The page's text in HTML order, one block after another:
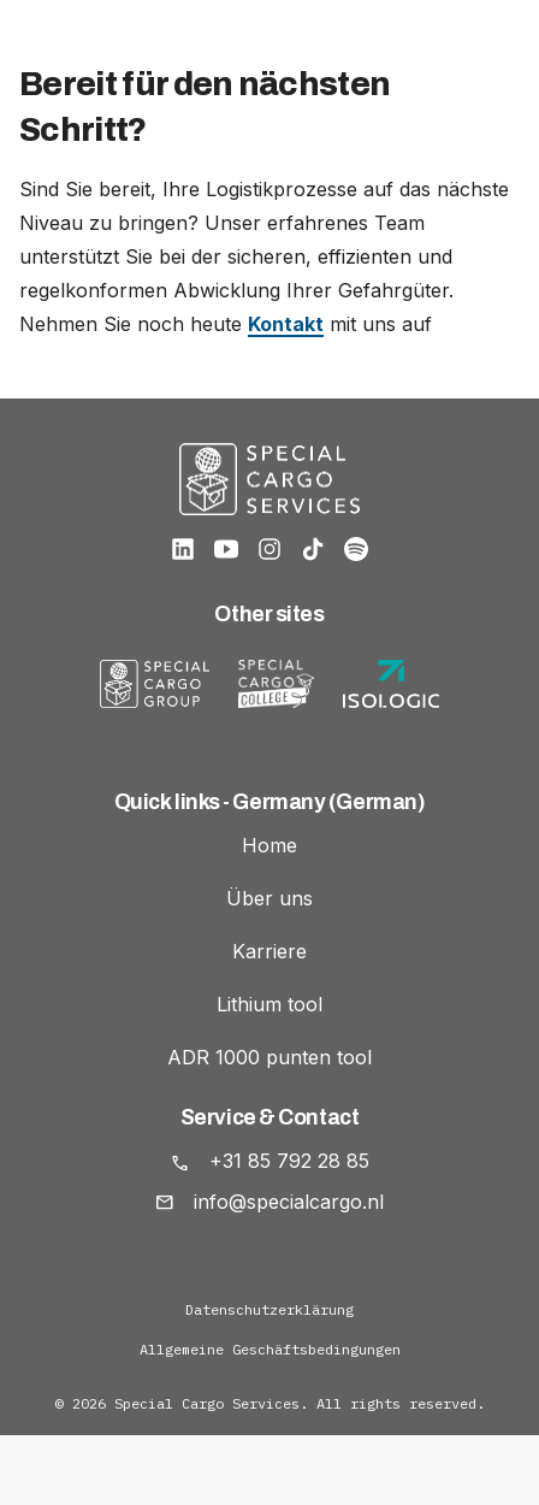
Bereit für den nächsten
Schritt?
Sind Sie bereit, Ihre Logistikprozesse auf das nächste
Niveau zu bringen? Unser erfahrenes Team
unterstützt Sie bei der sicheren, effizienten und
regelkonformen Abwicklung Ihrer Gefahrgüter.
Nehmen Sie noch heute Kontakt mit uns auf
Other sites
Quick links - Germany (German)
Home
Über uns
Karriere
Lithium tool
ADR 1000 punten tool
Service & Contact
+31 85 792 28 85
info@specialcargo.nl
Datenschutzerklärung
Allgemeine Geschäftsbedingungen
© 2026 Special Cargo Services. All rights reserved.